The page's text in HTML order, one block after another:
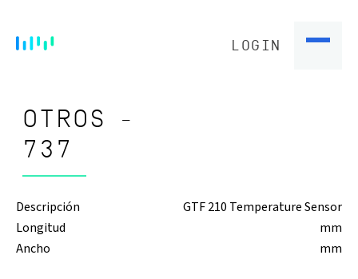
LOGIN
OTROS -
737
Descripción
GTF 210 Temperature Sensor
Longitud
mm
Ancho
mm